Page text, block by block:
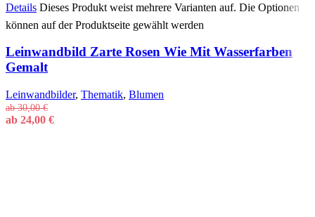
Details Dieses Produkt weist mehrere Varianten auf. Die Optionen
können auf der Produktseite gewählt werden
Leinwandbild Zarte Rosen Wie Mit Wasserfarben
Gemalt
Leinwandbilder, Thematik, Blumen
ab30,00€
ab 24,00 €